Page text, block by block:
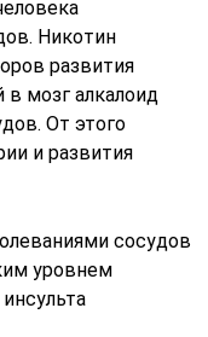
Никотин
развития
в мозг алкалоид
От этого
и развития
сосудов
уровнем